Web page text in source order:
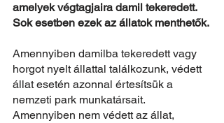
amelyek végtagjaira damil tekeredett.
Sok esetben ezek az állatok menthetők.
Amennyiben damilba tekeredett vagy
horgot nyelt állattal találkozunk, védett
állat esetén azonnal értesítsük a
nemzeti park munkatársait.
Amennyiben nem védett az állat,